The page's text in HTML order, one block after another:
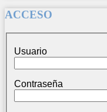
ACCESO
Usuario
Contraseña